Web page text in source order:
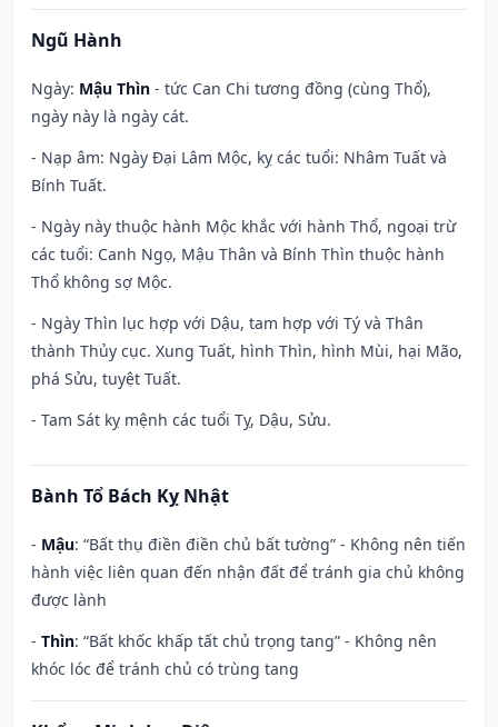
Ngũ Hành
Ngày: Mậu Thìn - tức Can Chi tương đồng (cùng Thổ),
ngày này là ngày cát.
- Nạp âm: Ngày Đại Lâm Mộc, kỵ các tuổi: Nhâm Tuất và
Bính Tuất.
- Ngày này thuộc hành Mộc khắc với hành Thổ, ngoại trừ
các tuổi: Canh Ngọ, Mậu Thân và Bính Thìn thuộc hành
Thổ không sợ Mộc.
- Ngày Thìn lục hợp với Dậu, tam hợp với Tý và Thân
thành Thủy cục. Xung Tuất, hình Thìn, hình Mùi, hại Mão,
phá Sửu, tuyệt Tuất.
- Tam Sát kỵ mệnh các tuổi Tỵ, Dậu, Sửu.
Bành Tổ Bách Kỵ Nhật
- Mậu: “Bất thụ điền điền chủ bất tường” - Không nên tiến
hành việc liên quan đến nhận đất để tránh gia chủ không
được lành
- Thìn: “Bất khốc khấp tất chủ trọng tang” - Không nên
khóc lóc để tránh chủ có trùng tang